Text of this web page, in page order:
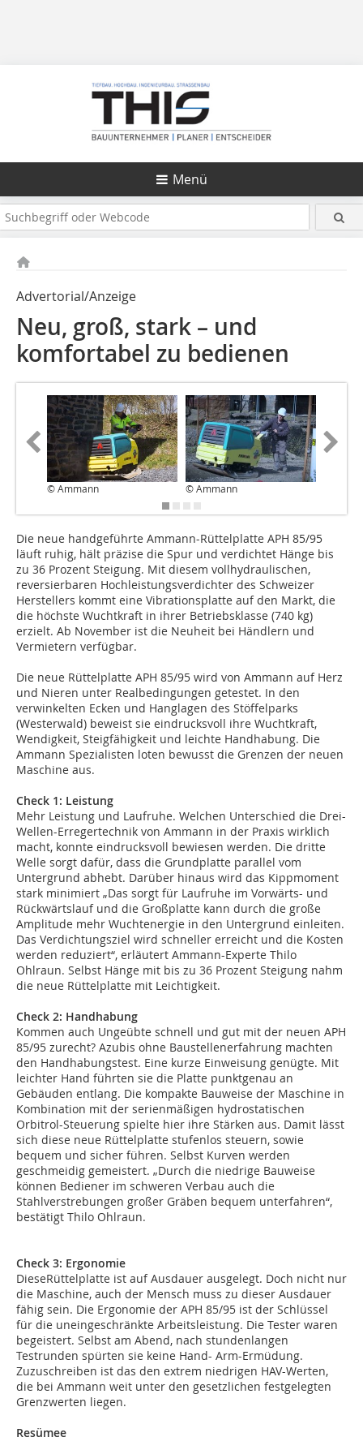
Menü
Advertorial/Anzeige
Neu, groß, stark – und
komfortabel zu bedienen
© Ammann © Ammann
Die neue handgeführte Ammann-Rüttelplatte APH 85/95
läuft ruhig, hält präzise die Spur und verdichtet Hänge bis
zu 36 Prozent Steigung. Mit diesem vollhydraulischen,
reversierbaren Hochleistungsverdichter des Schweizer
Herstellers kommt eine Vibrationsplatte auf den Markt, die
die höchste Wuchtkraft in ihrer Betriebsklasse (740 kg)
erzielt. Ab November ist die Neuheit bei Händlern und
Vermietern verfügbar.
Die neue Rüttelplatte APH 85/95 wird von Ammann auf Herz
und Nieren unter Realbedingungen getestet. In den
verwinkelten Ecken und Hanglagen des Stöffelparks
(Westerwald) beweist sie eindrucksvoll ihre Wuchtkraft,
Wendigkeit, Steigfähigkeit und leichte Handhabung. Die
Ammann Spezialisten loten bewusst die Grenzen der neuen
Maschine aus.
Check 1: Leistung
Mehr Leistung und Laufruhe. Welchen Unterschied die Drei-
Wellen-Erregertechnik von Ammann in der Praxis wirklich
macht, konnte eindrucksvoll bewiesen werden. Die dritte
Welle sorgt dafür, dass die Grundplatte parallel vom
Untergrund abhebt. Darüber hinaus wird das Kippmoment
stark minimiert „Das sorgt für Laufruhe im Vorwärts- und
Rückwärtslauf und die Großplatte kann durch die große
Amplitude mehr Wuchtenergie in den Untergrund einleiten.
Das Verdichtungsziel wird schneller erreicht und die Kosten
werden reduziert“, erläutert Ammann-Experte Thilo
Ohlraun. Selbst Hänge mit bis zu 36 Prozent Steigung nahm
die neue Rüttelplatte mit Leichtigkeit.
Check 2: Handhabung
Kommen auch Ungeübte schnell und gut mit der neuen APH
85/95 zurecht? Azubis ohne Baustellenerfahrung machten
den Handhabungstest. Eine kurze Einweisung genügte. Mit
leichter Hand führten sie die Platte punktgenau an
Gebäuden entlang. Die kompakte Bauweise der Maschine in
Kombination mit der serienmäßigen hydrostatischen
Orbitrol-Steuerung spielte hier ihre Stärken aus. Damit lässt
sich diese neue Rüttelplatte stufenlos steuern, sowie
bequem und sicher führen. Selbst Kurven werden
geschmeidig gemeistert. „Durch die niedrige Bauweise
können Bediener im schweren Verbau auch die
Stahlverstrebungen großer Gräben bequem unterfahren“,
bestätigt Thilo Ohlraun.
Check 3: Ergonomie
DieseRüttelplatte ist auf Ausdauer ausgelegt. Doch nicht nur
die Maschine, auch der Mensch muss zu dieser Ausdauer
fähig sein. Die Ergonomie der APH 85/95 ist der Schlüssel
für die uneingeschränkte Arbeitsleistung. Die Tester waren
begeistert. Selbst am Abend, nach stundenlangen
Testrunden spürten sie keine Hand- Arm-Ermüdung.
Zuzuschreiben ist das den extrem niedrigen HAV-Werten,
die bei Ammann weit unter den gesetzlichen festgelegten
Grenzwerten liegen.
Resümee